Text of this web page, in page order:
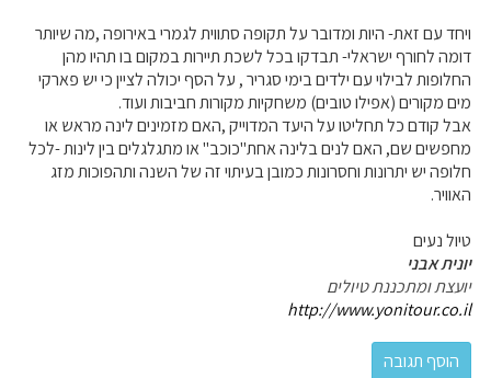
ויחד עם זאת- היות ומדובר על תקופה סתווית לגמרי באירופה ,מה שיותר
דומה לחורף ישראלי- תבדקו בכל לשכת תיירות במקום בו תהיו מהן
החלופות לבילוי עם ילדים בימי סגריר , על הסף יכולה לציין כי יש פארקי
מים מקורים (אפילו טובים) משחקיות מקורות חביבות ועוד.
אבל קודם כל תחליטו על היעד המדוייק ,האם מזמינים לינה מראש או
מחפשים שם, האם לנים בלינה אחת"כוכב" או מתגלגלים בין לינות -לכל
חלופה יש יתרונות וחסרונות כמובן בעיתוי זה של השנה ותהפוכות מזג
האוויר.
טיול נעים
יונית אבני
יועצת ומתכננת טיולים
http://www.yonitour.co.il